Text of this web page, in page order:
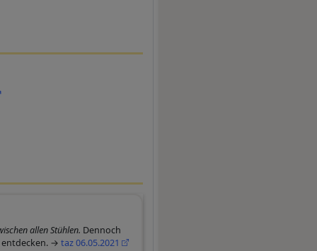
allen Stühlen. Dennoch
entdecken. → taz 06.05.2021